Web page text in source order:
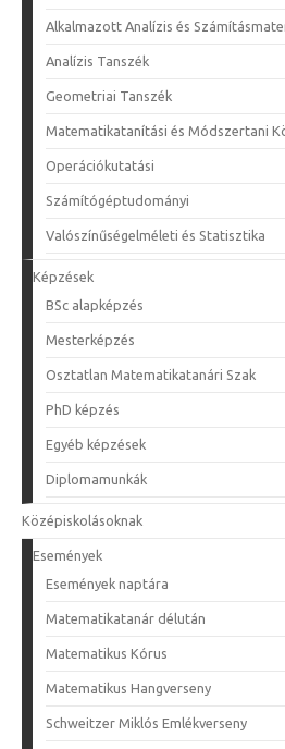
Alkalmazott Analízis és
Analízis Tanszék
Geometriai Tanszék
Matematikatanítási és Módszertani
Operációkutatási
Számítógéptudományi
Valószínűségelméleti és Statisztika
Képzések
BSc alapképzés
Mesterképzés
Osztatlan Matematikatanári Szak
PhD képzés
Egyéb képzések
Diplomamunkák
Középiskolásoknak
Események
Események naptára
Matematikatanár délután
Matematikus Kórus
Matematikus Hangverseny
Schweitzer Miklós Emlékverseny